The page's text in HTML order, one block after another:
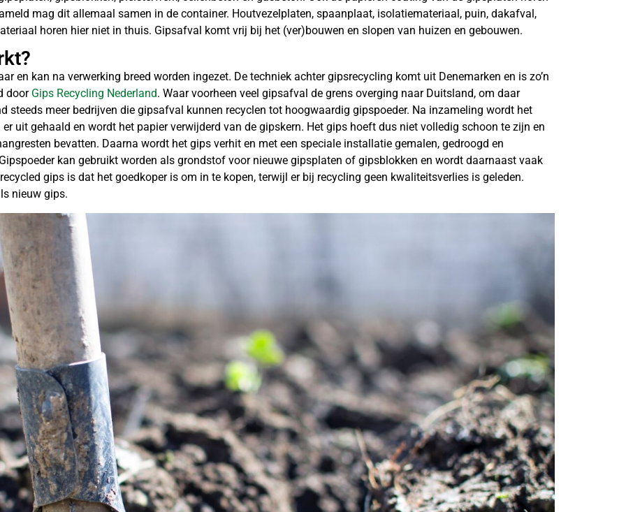
mag dit allemaal samen in de container. Houtvezelplaten, spaanplaat, isolatiemateriaal, puin, dakafval,
horen hier niet in thuis. Gipsafval komt vrij bij het (ver)bouwen en slopen van huizen en gebouwen.
en kan na verwerking breed worden ingezet. De techniek achter gipsrecycling komt uit Denemarken en is zo’n
doorGips Recycling Nederland. Waar voorheen veel gipsafval de grens overging naar Duitsland, om daar
steeds meer bedrijven die gipsafval kunnen recyclen tot hoogwaardig gipspoeder. Na inzameling wordt het
uit gehaald en wordt het papier verwijderd van de gipskern. Het gips hoeft dus niet volledig schoon te zijn en
bevatten. Daarna wordt het gips verhit en met een speciale installatie gemalen, gedroogd en
kan gebruikt worden als grondstof voor nieuwe gipsplaten of gipsblokken en wordt daarnaast vaak
gips is dat het goedkoper is om in te kopen, terwijl er bij recycling geen kwaliteitsverlies is geleden.
nieuw gips.